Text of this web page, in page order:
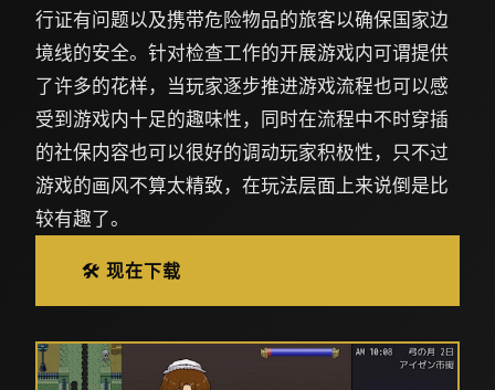
行证有问题以及携带危险物品的旅客以确保国家边
境线的安全。针对检查工作的开展游戏内可谓提供
了许多的花样，当玩家逐步推进游戏流程也可以感
受到游戏内十足的趣味性，同时在流程中不时穿插
的社保内容也可以很好的调动玩家积极性，只不过
游戏的画风不算太精致，在玩法层面上来说倒是比
较有趣了。
🛠️ 现在下载